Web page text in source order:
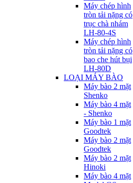
Máy chép hình
tròn tải nặng có
trục chà nhám
LH-80-4S
Máy chép hình
tròn tải nặng có
bao che hút bụi
LH-80D
LOẠI MÁY BÀO
Máy bào 2 mặt
Shenko
Máy bào 4 mặt
- Shenko
Máy bào 1 mặt
Goodtek
Máy bào 2 mặt
Goodtek
Máy bào 2 mặt
Hinoki
Máy bào 4 mặt